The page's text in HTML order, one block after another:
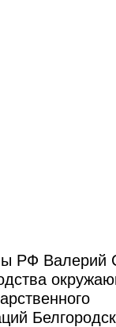
РФ Валерий